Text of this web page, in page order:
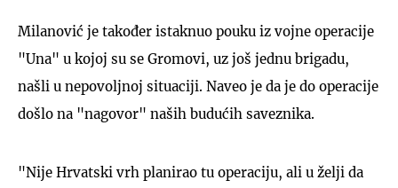
Milanović je također istaknuo pouku iz vojne operacije
"Una" u kojoj su se Gromovi, uz još jednu brigadu,
našli u nepovoljnoj situaciji. Naveo je da je do operacije
došlo na "nagovor" naših budućih saveznika.
"Nije Hrvatski vrh planirao tu operaciju, ali u želji da